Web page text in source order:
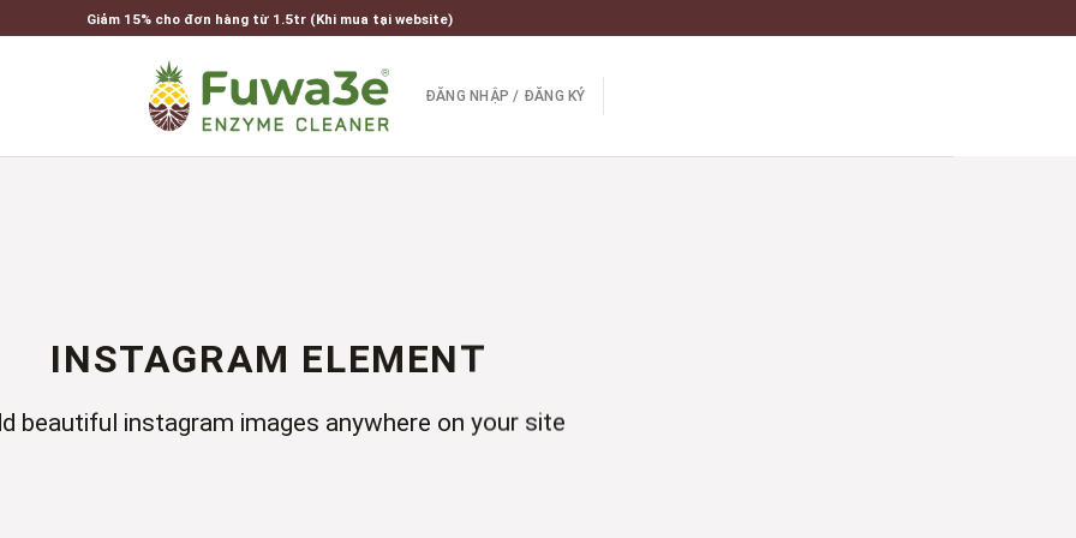
Giảm 15% cho đơn hàng từ 1.5tr (Khi mua tại website)
ĐĂNG NHẬP / ĐĂNG KÝ
INSTAGRAM ELEMENT
beautiful instagram images anywhere on your site